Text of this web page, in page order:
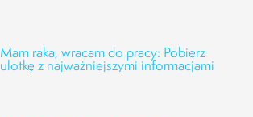
Mam raka, wracam do pracy: Pobierz
ulotkę z najważniejszymi informacjami